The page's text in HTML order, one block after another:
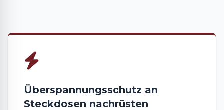
Überspannungsschutz an
Steckdosen nachrüsten